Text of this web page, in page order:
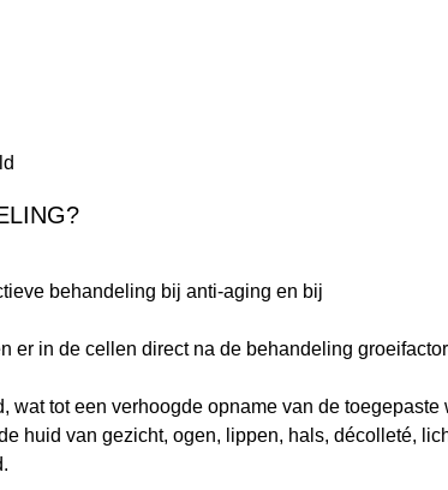
behandeling bij anti-aging en bij
er in de cellen direct na de behandeling
tot een verhoogde opname van de
huid van gezicht, ogen, lippen, hals, décolleté,